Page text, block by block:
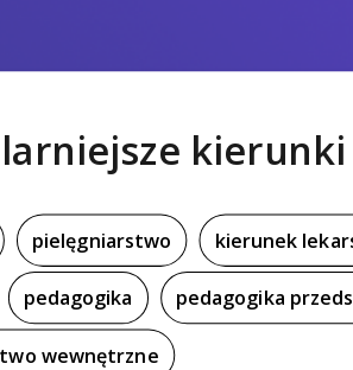
kierunki
pielęgniarstwo kierunek
pedagogika pedagogika
wewnętrzne